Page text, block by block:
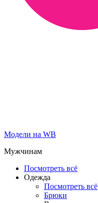
Модели на WB
Мужчинам
Посмотреть всё
Одежда
Посмотреть всё
Брюки